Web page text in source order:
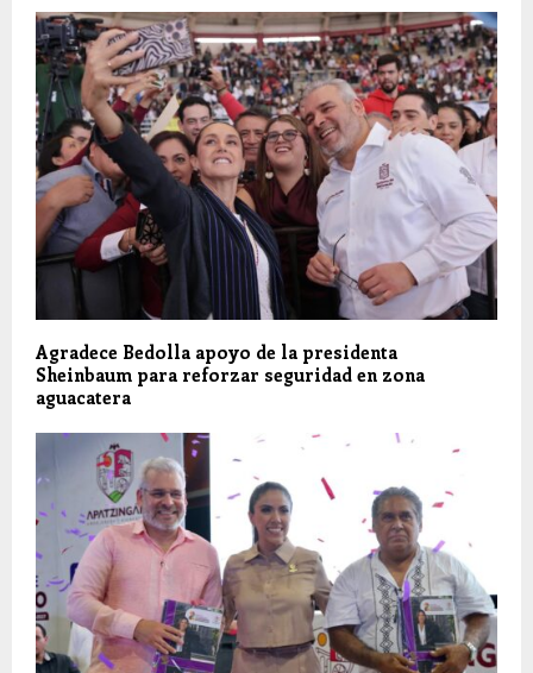
Agradece Bedolla apoyo de la presidenta
Sheinbaum para reforzar seguridad en zona
aguacatera